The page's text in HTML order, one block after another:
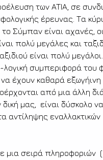
των ATIA, σε
έρευνας. Τα
το Σύμπαν είναι αχανές,
πολύ μεγάλες και
είναι πολύ
συμπεριφορά του
έχουν καθαρά
από μια άλλη
μας,  είναι δύσκολο
αντίληψης
σειρά πληροφοριών